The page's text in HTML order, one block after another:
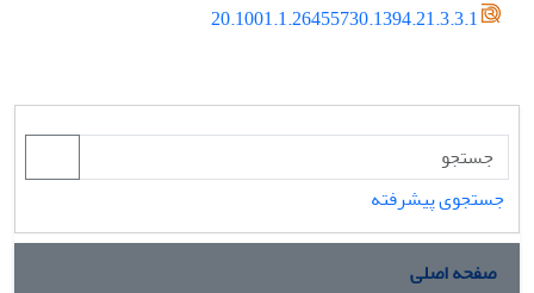
20.1001.1.26455730.1394.21.3.3.1
جستجوی پیشرفته
صفحه اصلی